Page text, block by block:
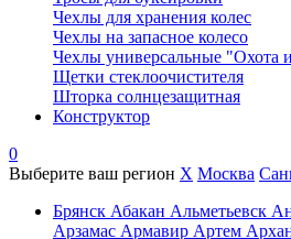
Чехлы для хранения колес
Чехлы на запасное колесо
Чехлы универсальные "Охота
Щетки стеклоочистителя
Шторка солнцезащитная
Конструктор
0
Выберите ваш регион X Москва
Брянск Абакан Альметьевск
Арзамас Армавир Артем